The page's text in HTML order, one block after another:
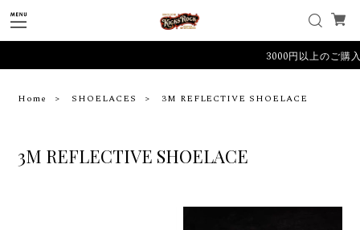
3000円以上のご購
Home SHOELACES 3M REFLECTIVE SHOELACE
3M REFLECTIVE SHOELACE